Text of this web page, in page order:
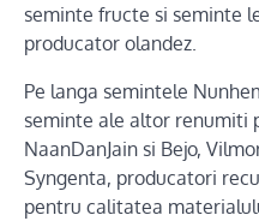
seminte fructe si seminte
producator olandez.
Pe langa semintele
seminte ale altor renumiti
NaanDanJain si Bejo,
Syngenta, producatori
pentru calitatea